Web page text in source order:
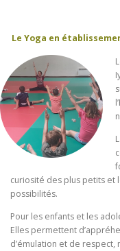
Le Yoga en
curiosité des plus petits et
possibilités.
Pour les enfants et les
Elles permettent
d’émulation et de